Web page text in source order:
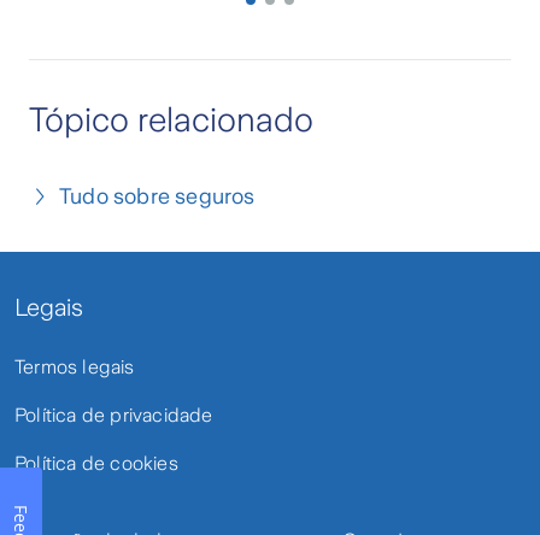
Tópico relacionado
Tudo sobre seguros
Legais
Termos legais
Política de privacidade
Política de cookies